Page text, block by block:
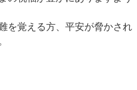
を覚える方、平安が脅かされ